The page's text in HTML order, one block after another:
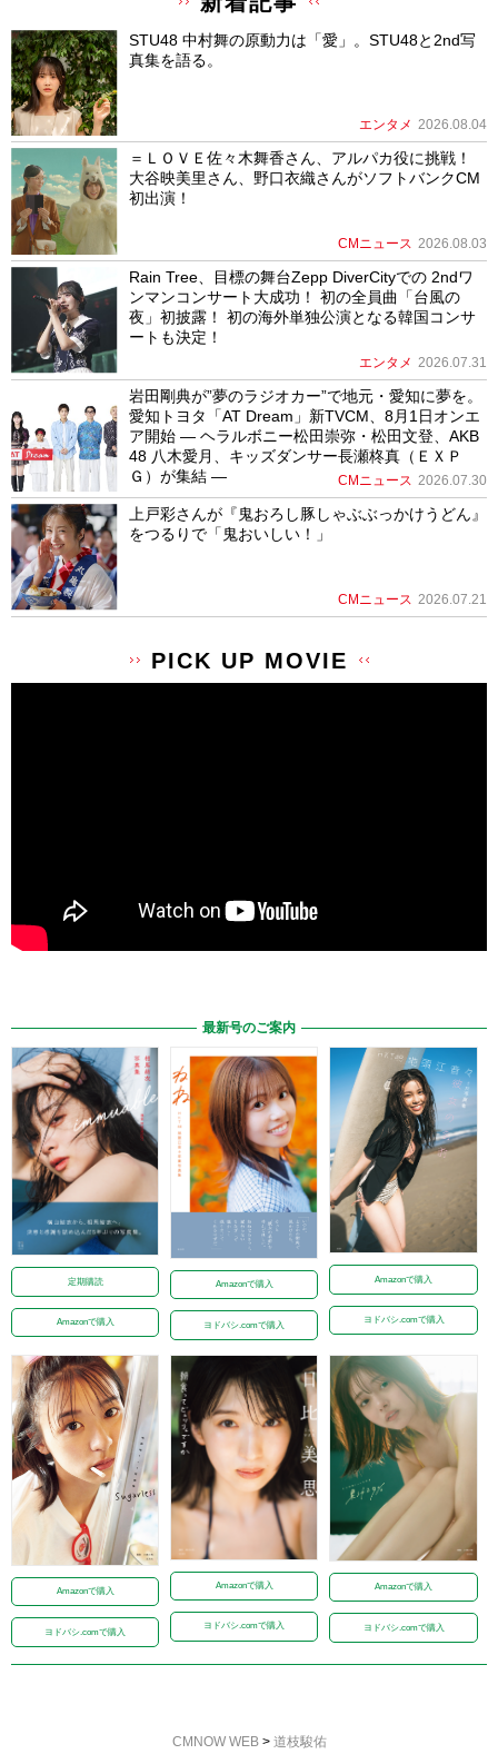
STU48 中村舞の原動力は「愛」。STU48と2nd写
真集を語る。
エンタメ 2026.08.04
＝ＬＯＶＥ佐々木舞香さん、アルパカ役に挑戦！
大谷映美里さん、野口衣織さんがソフトバンクCM
初出演！
CMニュース 2026.08.03
Rain Tree、目標の舞台Zepp DiverCityでの 2ndワ
ンマンコンサート大成功！ 初の全員曲「台風の
夜」初披露！ 初の海外単独公演となる韓国コンサ
ートも決定！
エンタメ 2026.07.31
岩田剛典が”夢のラジオカー”で地元・愛知に夢を。
愛知トヨタ「AT Dream」新TVCM、8月1日オンエ
ア開始 ― ヘラルボニー松田崇弥・松田文登、AKB
48 八木愛月、キッズダンサー長瀬柊真（ＥＸＰ
Ｇ）が集結 ―
CMニュース 2026.07.30
上戸彩さんが『鬼おろし豚しゃぶぶっかけうどん』
をつるりで「鬼おいしい！」
CMニュース 2026.07.21
PICK UP MOVIE
最新号のご案内
定期購読
Amazonで購入
Amazonで購入
ヨドバシ.comで購入
Amazonで購入
ヨドバシ.comで購入
Amazonで購入
ヨドバシ.comで購入
Amazonで購入
ヨドバシ.comで購入
Amazonで購入
ヨドバシ.comで購入
CMNOW WEB> 道枝駿佑